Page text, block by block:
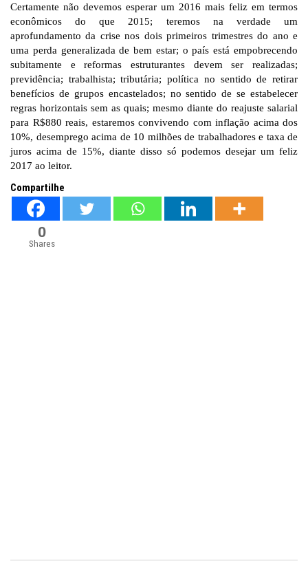
Certamente não devemos esperar um 2016 mais feliz em termos
econômicos do que 2015; teremos na verdade um
aprofundamento da crise nos dois primeiros trimestres do ano e
uma perda generalizada de bem estar; o país está empobrecendo
subitamente e reformas estruturantes devem ser realizadas;
previdência; trabalhista; tributária; política no sentido de retirar
benefícios de grupos encastelados; no sentido de se estabelecer
regras horizontais sem as quais; mesmo diante do reajuste salarial
para R$880 reais, estaremos convivendo com inflação acima dos
10%, desemprego acima de 10 milhões de trabalhadores e taxa de
juros acima de 15%, diante disso só podemos desejar um feliz
2017 ao leitor.
Compartilhe
0
Shares